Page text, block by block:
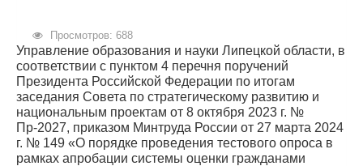
Просмотров: 688
Управление образования и науки Липецкой области, в
соответствии с пунктом 4 перечня поручений
Президента Российской Федерации по итогам
заседания Совета по стратегическому развитию и
национальным проектам от 8 октября 2023 г. №
Пр-2027, приказом Минтруда России от 27 марта 2024
г. № 149 «О порядке проведения тестового опроса в
рамках апробации системы оценки гражданами